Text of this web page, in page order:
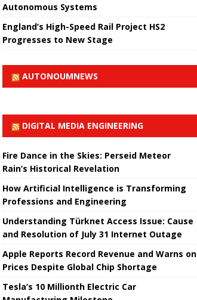
Autonomous Systems
England’s High-Speed ​​Rail Project HS2
Progresses to New Stage
AUTONOUMNEWS
DIGITAL MEDIA ENGINEERING
Fire Dance in the Skies: Perseid Meteor
Rain’s Historical Revelation
How Artificial Intelligence is Transforming
Professions and Engineering
Understanding Türknet Access Issue: Cause
and Resolution of July 31 Internet Outage
Apple Reports Record Revenue and Warns on
Prices Despite Global Chip Shortage
Tesla’s 10 Millionth Electric Car